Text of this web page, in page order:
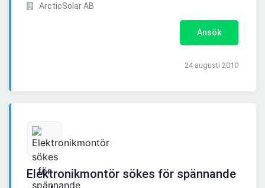
ArcticSolar AB
Ansök
24 augusti 2010
Elektronikmontör sökes för spännande